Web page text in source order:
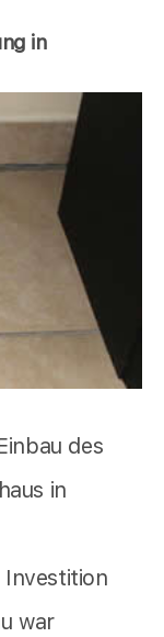
in
des
in
Investition
war